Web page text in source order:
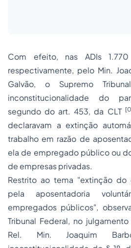
Com efeito, nas ADIs 1.770
respectivamente, pelo Min.
Galvão, o Supremo
inconstitucionalidade do
segundo do art. 453, da CLT
declaravam a extinção
trabalho em razão de
ela de empregado público ou
de empresas privadas.
Restrito ao tema "extinção
pela aposentadoria
empregados públicos",
Tribunal Federal, no
Rel. Min. Joaquim